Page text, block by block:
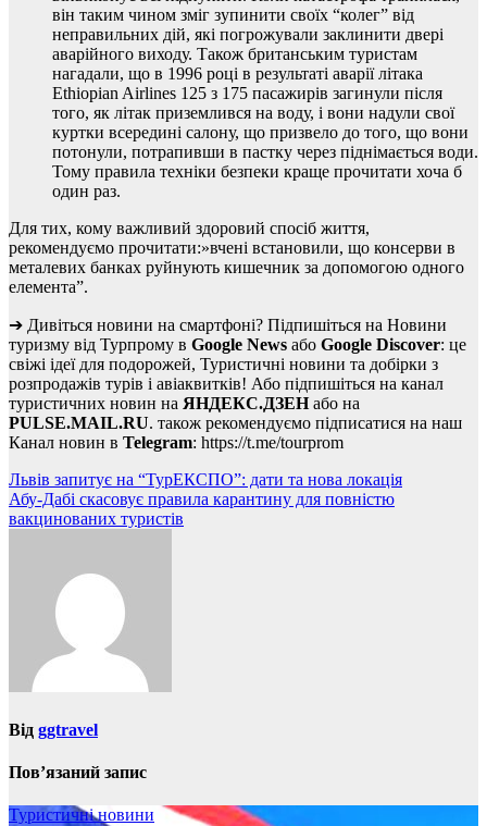
він таким чином зміг зупинити своїх “колег” від
неправильних дій, які погрожували заклинити двері
аварійного виходу. Також британським туристам
нагадали, що в 1996 році в результаті аварії літака
Ethiopian Airlines 125 з 175 пасажирів загинули після
того, як літак приземлився на воду, і вони надули свої
куртки всередині салону, що призвело до того, що вони
потонули, потрапивши в пастку через піднімається води.
Тому правила техніки безпеки краще прочитати хоча б
один раз.
Для тих, кому важливий здоровий спосіб життя,
рекомендуємо прочитати:»вчені встановили, що консерви в
металевих банках руйнують кишечник за допомогою одного
елемента”.
➔ Дивіться новини на смартфоні? Підпишіться на Новини
туризму від Турпрому в Google News або Google Discover: це
свіжі ідеї для подорожей, Туристичні новини та добірки з
розпродажів турів і авіаквитків! Або підпишіться на канал
туристичних новин на ЯНДЕКС.ДЗЕНабо на
PULSE.MAIL.RU. також рекомендуємо підписатися на наш
Канал новин в Telegram: https://t.me/tourprom
Навігація
записів
Львів запитує на “ТурЕКСПО”: дати та нова локація
Абу-Дабі скасовує правила карантину для повністю
вакцинованих туристів
Від ggtravel
Пов’язаний запис
Туристичні новини